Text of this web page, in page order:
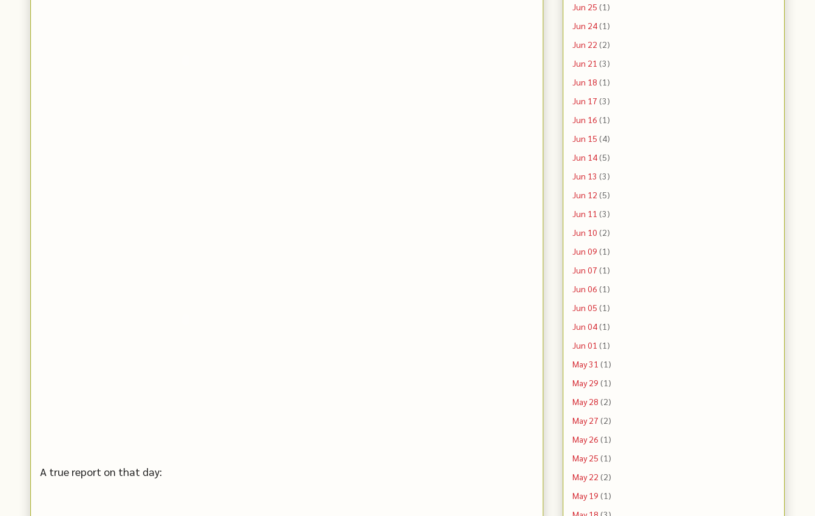
A true report on that day:
Jun 25 (1)
Jun 24(1)
Jun 22 (2)
Jun 21 (3)
Jun 18 (1)
Jun 17 (3)
Jun 16 (1)
Jun 15 (4)
Jun 14(5)
Jun 13 (3)
Jun 12 (5)
Jun 11 (3)
Jun 10 (2)
Jun 09 (1)
Jun 07 (1)
Jun 06 (1)
Jun 05 (1)
Jun 04(1)
Jun 01 (1)
May 31 (1)
May 29 (1)
May 28 (2)
May 27 (2)
May 26 (1)
May 25 (1)
May 22 (2)
May 19 (1)